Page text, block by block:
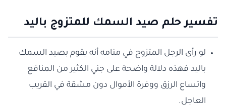
تفسير حلم صيد السمك للمتزوج باليد
لو رأى الرجل المتزوج في منامه أنه يقوم بصيد السمك
باليد فهذه دلالة واضحة على جني الكثير من المنافع
واتساع الرزق ووفرة الأموال دون مشقة في القريب
العاجل.